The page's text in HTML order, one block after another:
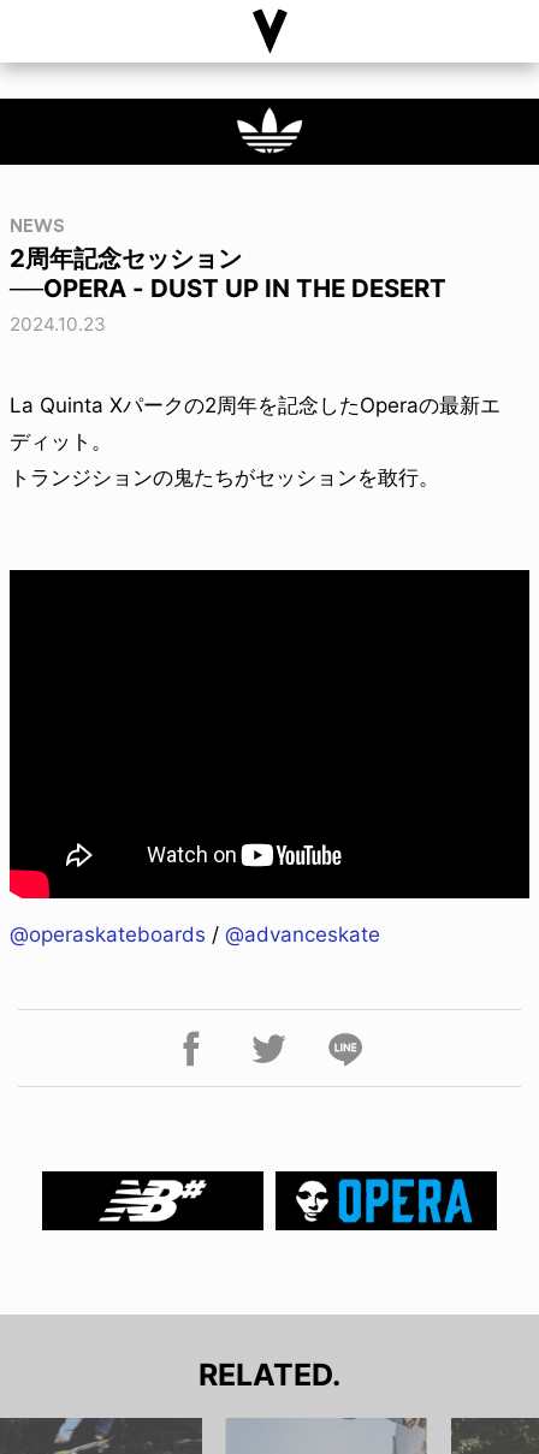
NEWS
2周年記念セッション
──OPERA - DUST UP IN THE DESERT
2024.10.23
La Quinta Xパークの2周年を記念したOperaの最新エ
ディット。
トランジションの鬼たちがセッションを敢行。
@operaskateboards / @advanceskate
RELATED.